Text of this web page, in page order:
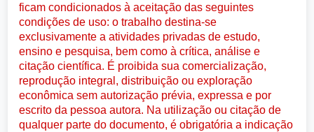
ficam condicionados à aceitação das seguintes
condições de uso: o trabalho destina-se
exclusivamente a atividades privadas de estudo,
ensino e pesquisa, bem como à crítica, análise e
citação científica. É proibida sua comercialização,
reprodução integral, distribuição ou exploração
econômica sem autorização prévia, expressa e por
escrito da pessoa autora. Na utilização ou citação de
qualquer parte do documento, é obrigatória a indicação